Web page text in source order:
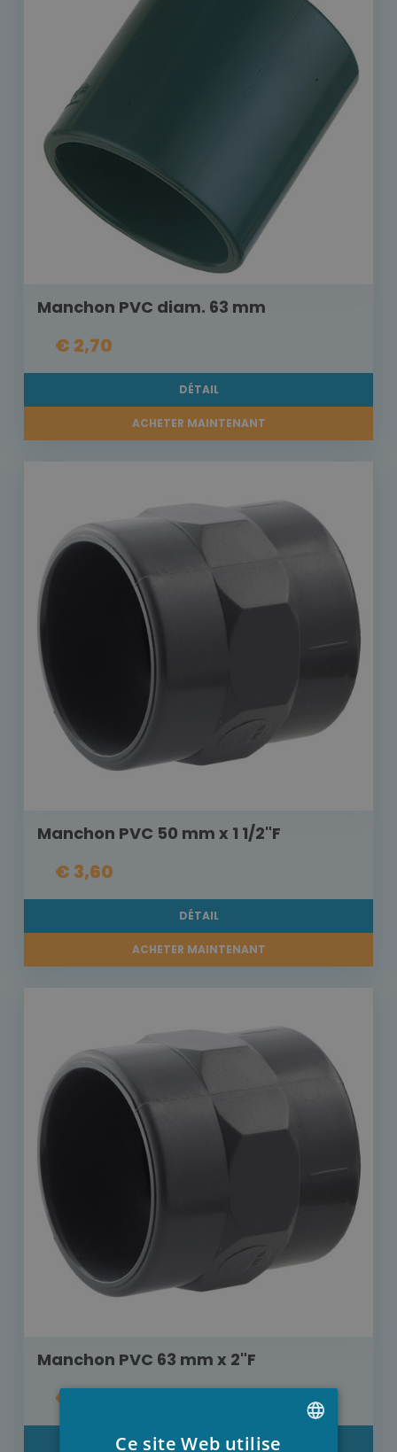
Manchon PVC diam. 63 mm
€ 2,70
DÉTAIL
ACHETER MAINTENANT
Manchon PVC 50 mm x 1 1/2"F
€ 3,60
DÉTAIL
ACHETER MAINTENANT
Manchon PVC 63 mm x 2"F
€ 6,30
DÉTAIL
Ce site Web utilise